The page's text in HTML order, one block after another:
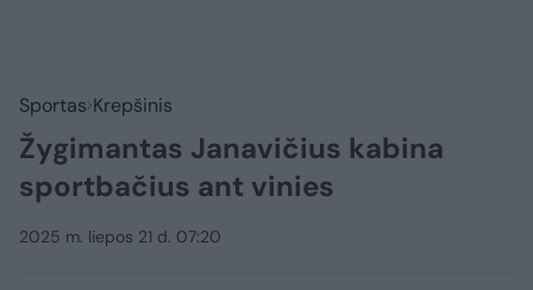
Sportas Krepšinis
Žygimantas Janavičius kabina
sportbačius ant vinies
2025 m. liepos 21 d. 07:20